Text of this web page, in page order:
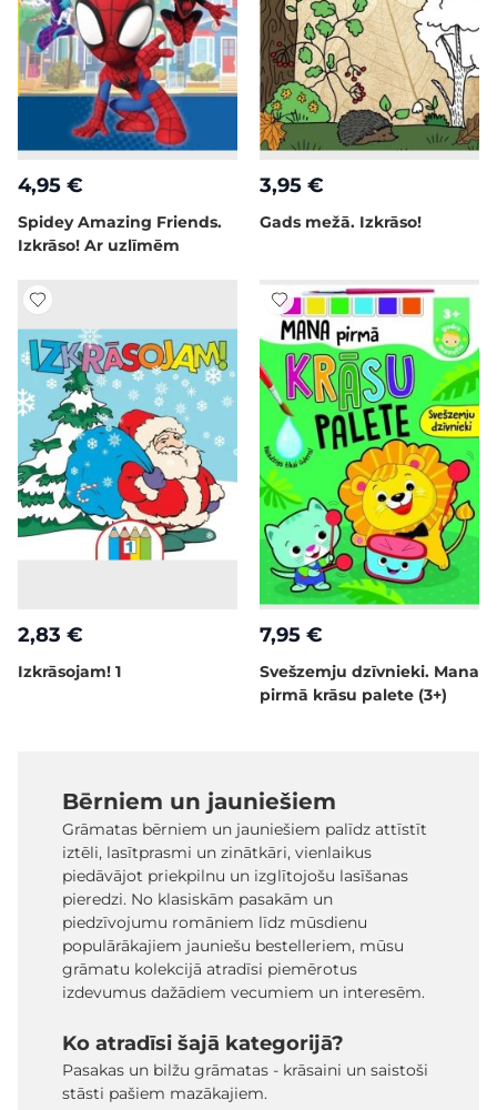
4,95 €
Spidey Amazing Friends.
Izkrāso! Ar uzlīmēm
3,95 €
Gads mežā. Izkrāso!
2,83 €
Izkrāsojam! 1
7,95 €
Svešzemju dzīvnieki. Mana
pirmā krāsu palete (3+)
Bērniem un jauniešiem
Grāmatas bērniem un jauniešiem palīdz attīstīt
iztēli, lasītprasmi un zinātkāri, vienlaikus
piedāvājot priekpilnu un izglītojošu lasīšanas
pieredzi. No klasiskām pasakām un
piedzīvojumu romāniem līdz mūsdienu
populārākajiem jauniešu bestelleriem, mūsu
grāmatu kolekcijā atradīsi piemērotus
izdevumus dažādiem vecumiem un interesēm.
Ko atradīsi šajā kategorijā?
Pasakas un bilžu grāmatas - krāsaini un saistoši
stāsti pašiem mazākajiem.